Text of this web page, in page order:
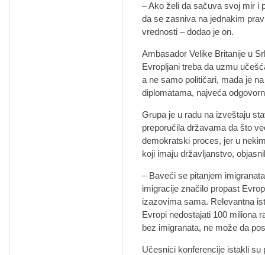
– Ako želi da sačuva svoj mir i
da se zasniva na jednakim
vrednosti – dodao je on.
Ambasador Velike Britanije u
Evropljani treba da uzmu
a ne samo političari, mada je
diplomatama, najveća
Grupa je u radu na izveštaju
preporučila državama da što
demokratski proces, jer u
koji imaju državljanstvo,
– Baveći se pitanjem
imigracije značilo propast
izazovima sama. Relevantna
Evropi nedostajati 100 miliona
bez imigranata, ne može da
Učesnici konferencije istakli